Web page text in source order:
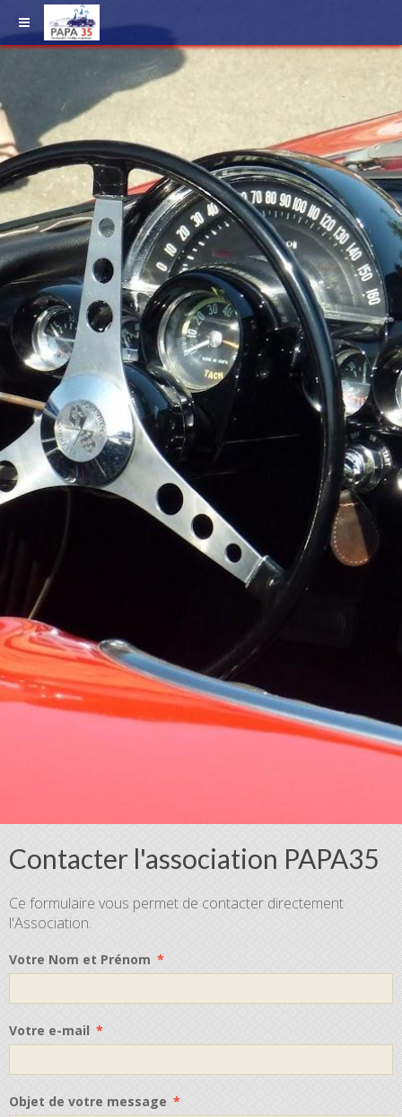
Contacter l'association PAPA35
Ce formulaire vous permet de contacter directement
l'Association.
Votre Nom et Prénom
Votre e-mail
Objet de votre message